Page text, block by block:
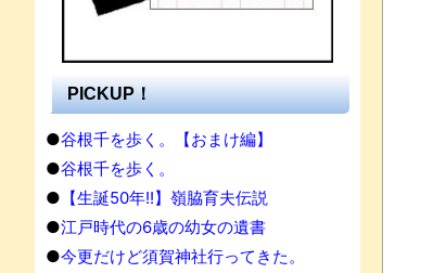
PICKUP！
●谷根千を歩く。【おまけ編】
●谷根千を歩く。
● 【生誕50年!!】嶺脇育夫伝説
●江戸時代の6歳の幼女の遺書
●今更だけど須賀神社行ってきた。